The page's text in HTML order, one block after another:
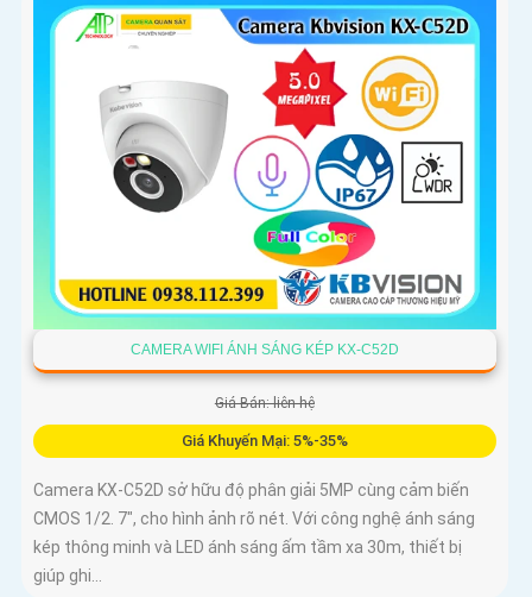
CAMERA WIFI ÁNH SÁNG KÉP KX-C52D
Giá Bán: liên hệ
Giá Khuyến Mại: 5%-35%
Camera KX-C52D sở hữu độ phân giải 5MP cùng cảm biến
CMOS 1/2. 7", cho hình ảnh rõ nét. Với công nghệ ánh sáng
kép thông minh và LED ánh sáng ấm tầm xa 30m, thiết bị
giúp ghi...